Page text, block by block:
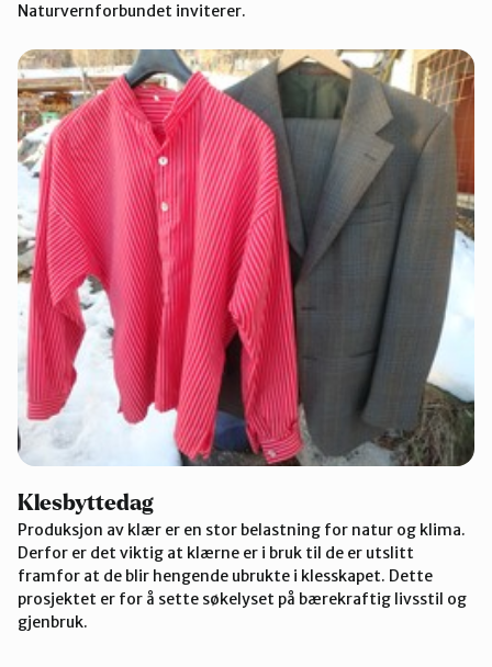
Naturvernforbundet inviterer.
Klesbyttedag
Produksjon av klær er en stor belastning for natur og klima.
Derfor er det viktig at klærne er i bruk til de er utslitt
framfor at de blir hengende ubrukte i klesskapet. Dette
prosjektet er for å sette søkelyset på bærekraftig livsstil og
gjenbruk.